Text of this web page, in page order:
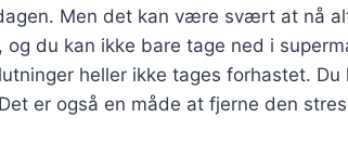
Men det kan være svært at nå
du kan ikke bare tage ned i
heller ikke tages forhastet.
er også en måde at fjerne den